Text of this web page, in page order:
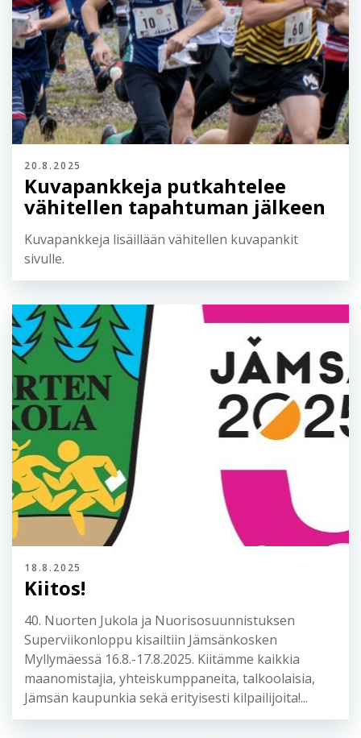
20.8.2025
Kuvapankkeja putkahtelee
vähitellen tapahtuman jälkeen
sivulle.
18.8.2025
Kiitos!
40. Nuorten Jukola ja Nuorisosuunnistuksen
Superviikonloppu kisailtiin Jämsänkosken
Myllymäessä 16.8.-17.8.2025. Kiitämme kaikkia